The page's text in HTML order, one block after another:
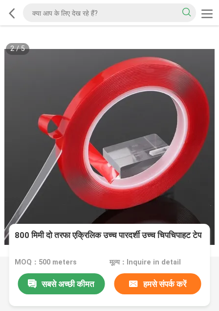
2/5
800 मिमी दो तरफा एक्रिलिक उच्च पारदर्शी उच्च चिपचिपाहट टेप
MOQ：500 meters मूल्य：Inquire in detail
सबसे अच्छी कीमत हमसे संपर्क करें